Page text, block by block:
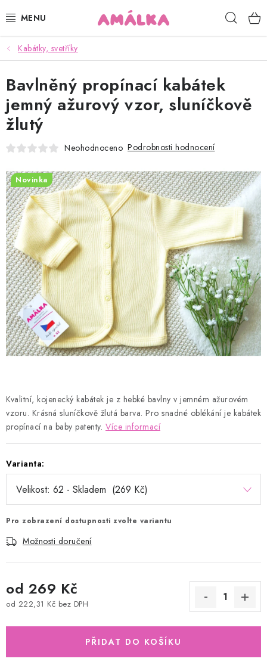
na
KOJENECKÉ, DĚTSKÉ OBLEČENÍ
ČEPICE, RUKAVICE, NÁKRČNÍKY
OSUŠKY, BRYNDÁKY, DEKY, DOPLŇKY
SOFTSHELL
POUKAZY
KONTAKTY
HODNOCENÍ OBCHODU
Kontakty Proč AMÁLKA?
Doprava a platba
Tabulka velikostí
Postup pro vrácení a výměnu
Velkoobchod
Obchodní podmínky
Podmínky ochrany osobních údajů
Blog
Kabátky, svetříky
Kvalitní, kojenecký kabátek je z hebké bavlny v jemném ažurovém
vzoru. Krásná sluníčkově žlutá barva. Pro snadné oblékání je kabátek
propínací na baby patenty. Více informací
Varianta:
Pro zobrazení dostupnosti zvolte variantu
Možnosti doručení
od 269 Kč
od 222,31 Kč bez DPH
PŘIDAT DO KOŠÍKU
Bavlněný propínací kabátek
jemný ažurový vzor, sluníčkově
žlutý
Neohodnoceno Podrobnosti hodnocení
Novinka